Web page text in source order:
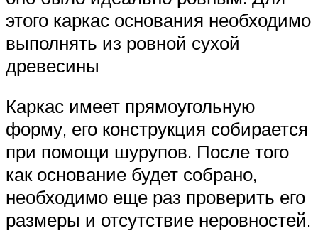
этого каркас основания необходимо
выполнять из ровной сухой
древесины
Каркас имеет прямоугольную
форму, его конструкция собирается
при помощи шурупов. После того
как основание будет собрано,
необходимо еще раз проверить его
размеры и отсутствие неровностей.